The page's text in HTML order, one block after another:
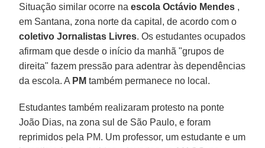
Situação similar ocorre naescola Octávio Mendes ,
em Santana, zona norte da capital, de acordo com o
coletivo Jornalistas Livres. Os estudantes ocupados
afirmam que desde o início da manhã "grupos de
direita" fazem pressão para adentrar às dependências
da escola. A PM também permanece no local.
Estudantes também realizaram protesto na ponte
João Dias, na zona sul de São Paulo, e foram
reprimidos pela PM. Um professor, um estudante e um